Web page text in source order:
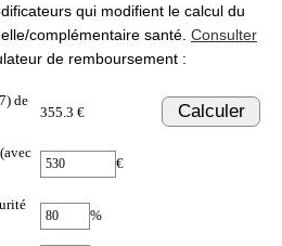
qui modifient le calcul du
complémentaire santé. Consulter
de remboursement :
de
355.3 € Calculer
€
%